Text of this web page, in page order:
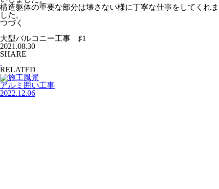
構造躯体の重要な部分は壊さない様に丁寧な仕事をしてくれま
した。
つづく
大型バルコニー工事 ♯1
2021.08.30
SHARE
RELATED
アルミ囲い工事
2022.12.06